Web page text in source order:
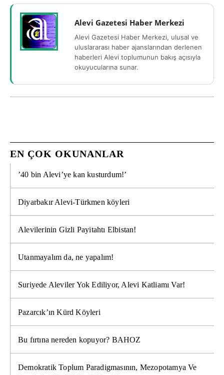
Alevi Gazetesi Haber Merkezi
Alevi Gazetesi Haber Merkezi, ulusal ve
uluslararası haber ajanslarından derlenen
haberleri Alevi toplumunun bakış açısıyla
okuyucularına sunar.
EN ÇOK OKUNANLAR
’40 bin Alevi’ye kan kusturdum!’
Diyarbakır Alevi-Türkmen köyleri
Alevilerinin Gizli Payitahtı Elbistan!
Utanmayalım da, ne yapalım!
Suriyede Aleviler Yok Ediliyor, Alevi Katliamı Var!
Pazarcık’ın Kürd Köyleri
Bu fırtına nereden kopuyor? BAHOZ
Demokratik Toplum Paradigmasının, Mezopotamya Ve